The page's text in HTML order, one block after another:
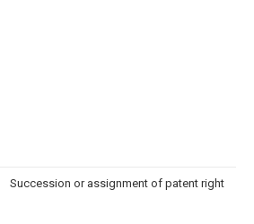
Succession or assignment of patent right